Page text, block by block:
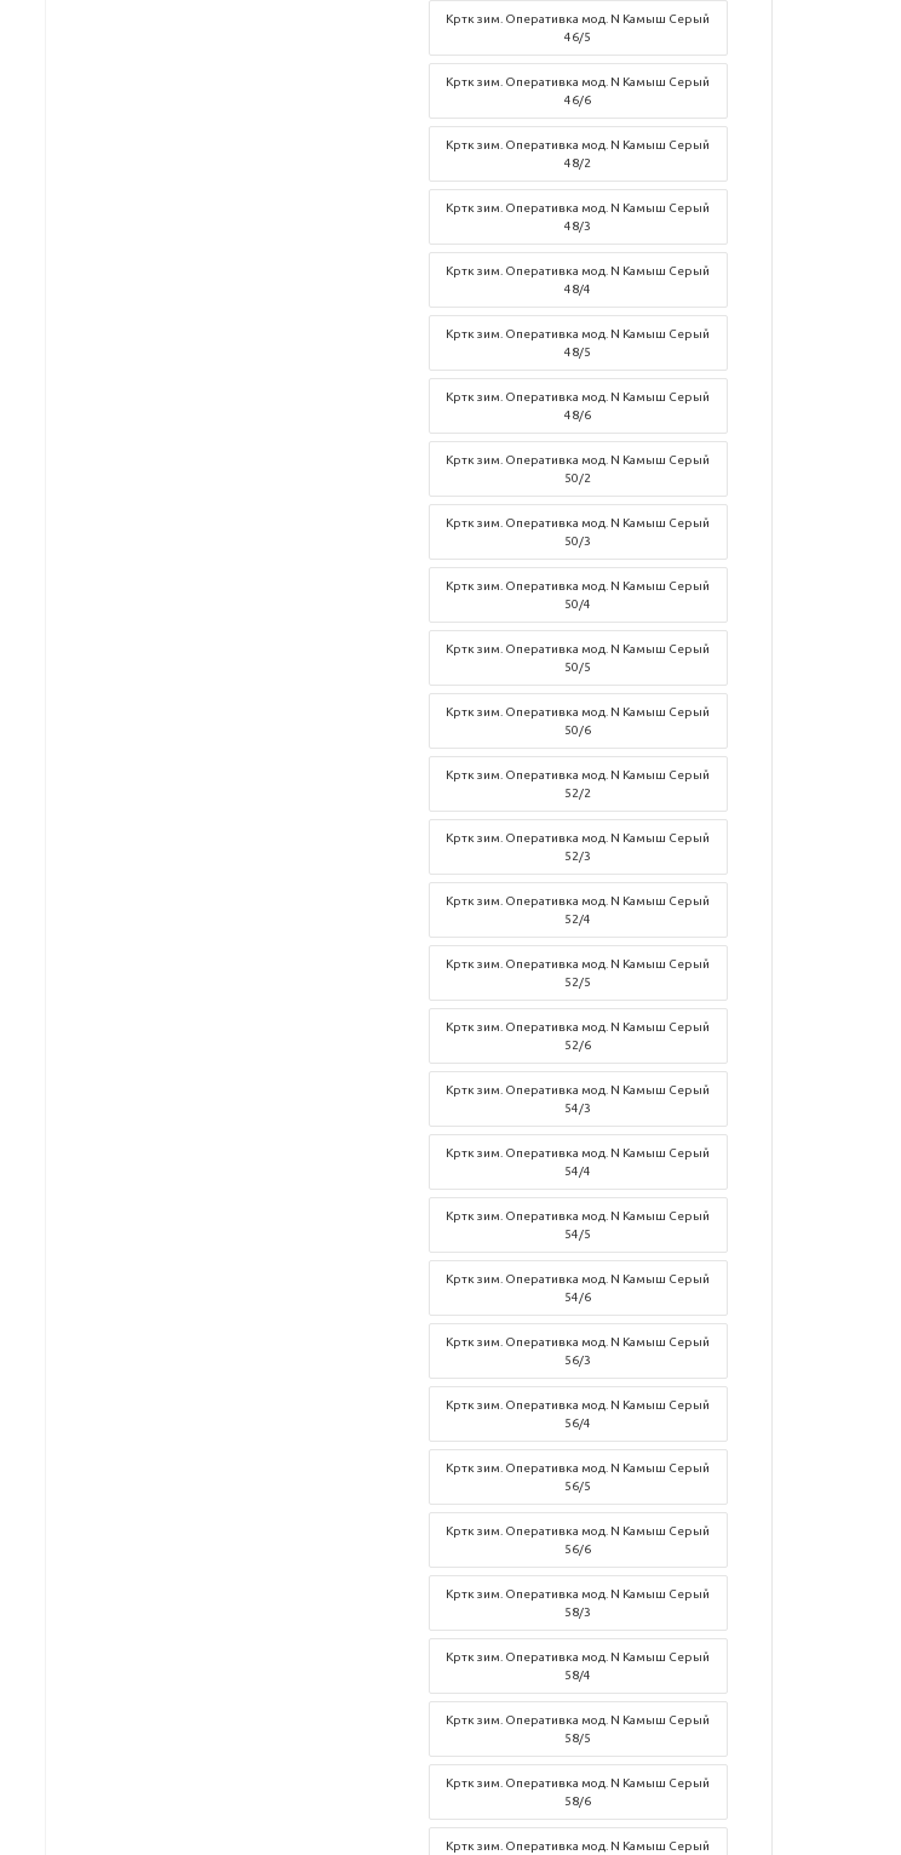
Кртк зим. Оперативка мод. N Камыш Серый
46/5
Кртк зим. Оперативка мод. N Камыш Серый
46/6
Кртк зим. Оперативка мод. N Камыш Серый
48/2
Кртк зим. Оперативка мод. N Камыш Серый
48/3
Кртк зим. Оперативка мод. N Камыш Серый
48/4
Кртк зим. Оперативка мод. N Камыш Серый
48/5
Кртк зим. Оперативка мод. N Камыш Серый
48/6
Кртк зим. Оперативка мод. N Камыш Серый
50/2
Кртк зим. Оперативка мод. N Камыш Серый
50/3
Кртк зим. Оперативка мод. N Камыш Серый
50/4
Кртк зим. Оперативка мод. N Камыш Серый
50/5
Кртк зим. Оперативка мод. N Камыш Серый
50/6
Кртк зим. Оперативка мод. N Камыш Серый
52/2
Кртк зим. Оперативка мод. N Камыш Серый
52/3
Кртк зим. Оперативка мод. N Камыш Серый
52/4
Кртк зим. Оперативка мод. N Камыш Серый
52/5
Кртк зим. Оперативка мод. N Камыш Серый
52/6
Кртк зим. Оперативка мод. N Камыш Серый
54/3
Кртк зим. Оперативка мод. N Камыш Серый
54/4
Кртк зим. Оперативка мод. N Камыш Серый
54/5
Кртк зим. Оперативка мод. N Камыш Серый
54/6
Кртк зим. Оперативка мод. N Камыш Серый
56/3
Кртк зим. Оперативка мод. N Камыш Серый
56/4
Кртк зим. Оперативка мод. N Камыш Серый
56/5
Кртк зим. Оперативка мод. N Камыш Серый
56/6
Кртк зим. Оперативка мод. N Камыш Серый
58/3
Кртк зим. Оперативка мод. N Камыш Серый
58/4
Кртк зим. Оперативка мод. N Камыш Серый
58/5
Кртк зим. Оперативка мод. N Камыш Серый
58/6
Кртк зим. Оперативка мод. N Камыш Серый